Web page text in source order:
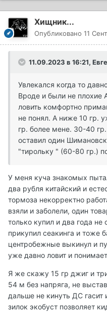
Хищник...
Опубликовано 11
11.09.2023 в 16:21,
Увлекался когда то
Вроде и были не плохие
ловить комфортно
не понял. А ниже 10 гр.
гр. более мене. 30-40
оставил один
"тирольку " (60-80 гр.)
У меня куча знакомых
два рубля китайский и
тормоза некорректно
взяли и заболели, один
только купил и два года не
прикупил сеакинга и тоже
центробежные выкинул и
уже давно ловит и
Я же скажу 15 гр джиг и
54 м без напряга, не
дальше не кинуть ДС гасит
зилок экобуст позволяет